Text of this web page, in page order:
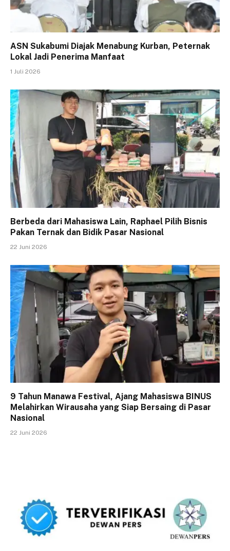
ASN Sukabumi Diajak Menabung Kurban, Peternak
Lokal Jadi Penerima Manfaat
1 Juli 2026
Berbeda dari Mahasiswa Lain, Raphael Pilih Bisnis
Pakan Ternak dan Bidik Pasar Nasional
22 Juni 2026
9 Tahun Manawa Festival, Ajang Mahasiswa BINUS
Melahirkan Wirausaha yang Siap Bersaing di Pasar
Nasional
22 Juni 2026